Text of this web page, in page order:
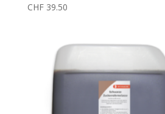
CHF39.50